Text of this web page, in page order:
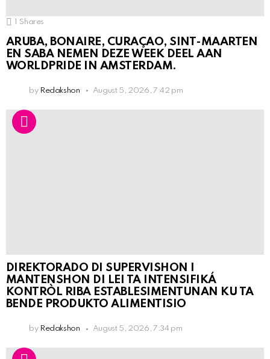
1 Shares
ARUBA, BONAIRE, CURAÇAO, SINT-MAARTEN
EN SABA NEMEN DEZE WEEK DEEL AAN
WORLDPRIDE IN AMSTERDAM.
by Redakshon August 5, 2026, 7:42 pm
DIREKTORADO DI SUPERVISHON I
MANTENSHON DI LEI TA INTENSIFIKÁ
KONTRÒL RIBA ESTABLESIMENTUNAN KU TA
BENDE PRODUKTO ALIMENTISIO
by Redakshon August 5, 2026, 7:34 pm